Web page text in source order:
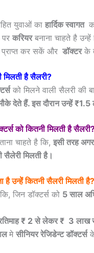
युवाओं का हार्दिक स्वागत
करियरबनाना चाहते है उन्हें
प्राप्त कर सकें और डॉक्टरके
मिलती है सैलरी?
को मिलने वाली सैलरी की
देते हैं. इस दौरान उन्‍हें
को कितनी मिलती है
चाहते है कि, इसी तरह
मिलती है।
उन्हेें कितनी सैलरी मिलती है?
जिन डॉक्टर्स को 5 साल
₹ 2 से लेकर ₹ 3 लाख
मे सीनियर रेजिडेन्ट डॉक्टर्सके